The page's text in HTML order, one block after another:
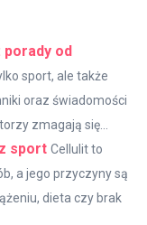
porady od
sport, ale także
oraz świadomości
zmagają się...
sport Cellulit to
a jego przyczyny są
dieta czy brak